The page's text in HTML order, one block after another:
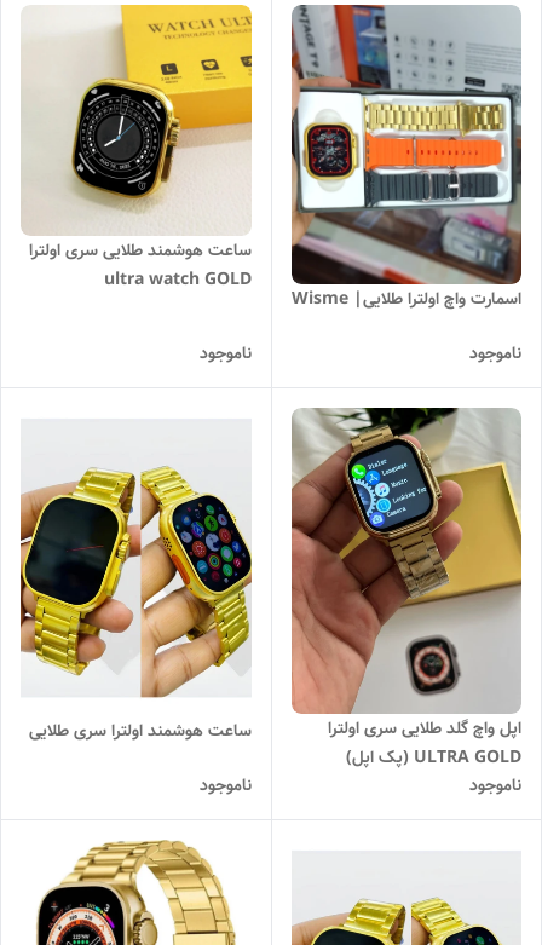
اسمارت واچ اولترا طلایی| Wisme
ناموجود
ساعت هوشمند طلایی سری اولترا
ultra watch GOLD
ناموجود
اپل واچ گلد طلایی سری اولترا
ULTRA GOLD (پک اپل)
ناموجود
ساعت هوشمند اولترا سری طلایی
ناموجود